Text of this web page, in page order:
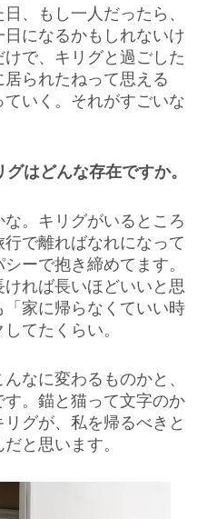
、もし一人だったら、
になるかもしれないけ
で、キリグと過ごした
られたねって思える
いく。それがすごいな
はどんな存在ですか。
。キリグがいるところ
で離ればなれになって
ーで抱き締めてます。
れば長いほどいいと思
家に帰らなくていい時
てたくらい。
なに変わるものかと、
。錨と猫って文字のか
グが、私を帰るべきと
と思います。